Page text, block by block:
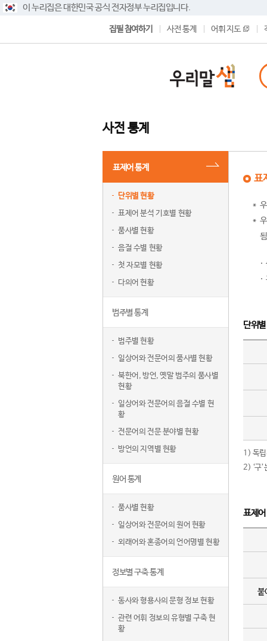
이 누리집은 대한민국 공식 전자정부 누리집입니다.
집필 참여하기 사전 통계 어휘 지도
사전 통계
표제어 통계
단위별 현황
표제어 분석 기호별 현황
품사별 현황
음절 수별 현황
첫 자모별 현황
다의어 현황
범주별 통계
범주별 현황
일상어와 전문어의 품사별 현황
북한어, 방언, 옛말 범주의 품사별
현황
일상어와 전문어의 음절 수별 현
황
전문어의 전문 분야별 현황
방언의 지역별 현황
원어 통계
품사별 현황
일상어와 전문어의 원어 현황
외래어와 혼종어의 언어명별 현황
정보별 구축 통계
동사와 형용사의 문형 정보 현황
관련 어휘 정보의 유형별 구축 현
황
표
단위
1) 독립
2) ‘구
표제
붙